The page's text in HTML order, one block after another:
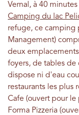
Vernal, à 40
Camping du lac
refuge, ce camping
Management)
deux
foyers, de tables de
dispose ni d'eau
restaurants les plus
Cafe (ouvert pour
Forma Pizzeria